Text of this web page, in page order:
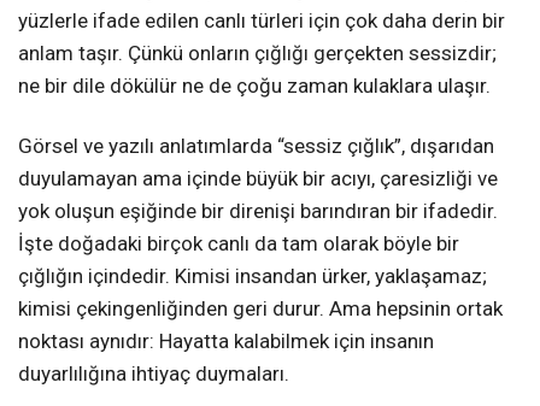
yüzlerle ifade edilen canlı türleri için çok daha derin bir
anlam taşır. Çünkü onların çığlığı gerçekten sessizdir;
ne bir dile dökülür ne de çoğu zaman kulaklara ulaşır.
Görsel ve yazılı anlatımlarda “sessiz çığlık”, dışarıdan
duyulamayan ama içinde büyük bir acıyı, çaresizliği ve
yok oluşun eşiğinde bir direnişi barındıran bir ifadedir.
İşte doğadaki birçok canlı da tam olarak böyle bir
çığlığın içindedir. Kimisi insandan ürker, yaklaşamaz;
kimisi çekingenliğinden geri durur. Ama hepsinin ortak
noktası aynıdır: Hayatta kalabilmek için insanın
duyarlılığına ihtiyaç duymaları.